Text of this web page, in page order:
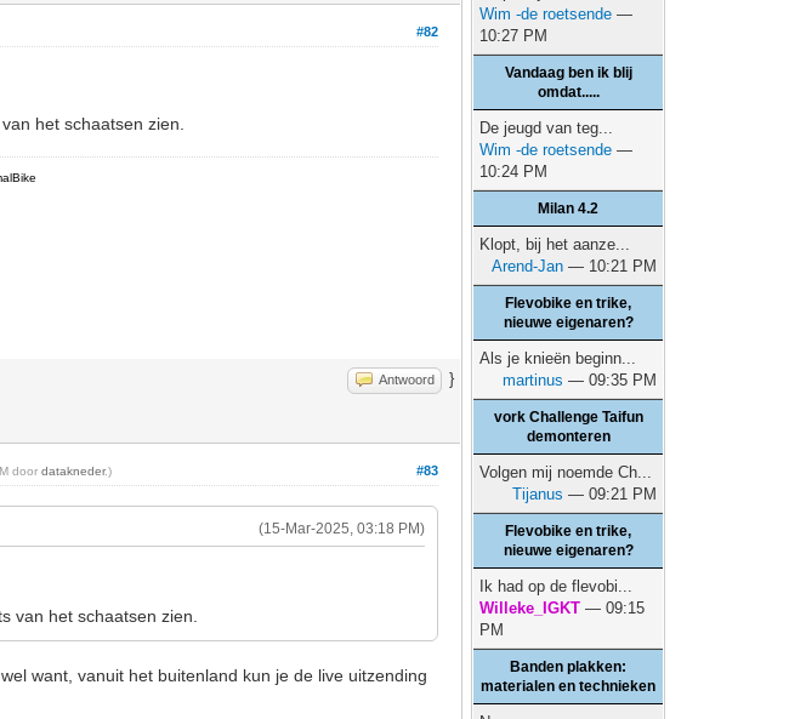
#82
het schaatsen zien.
Antwoord }
#83
doordatakneder.)
(15-Mar-2025, 03:18 PM)
van het schaatsen zien.
want, vanuit het buitenland kun je de live uitzending
Wim -de roetsende —
10:27 PM
Vandaag ben ik blij
omdat.....
De jeugd van teg...
Wim -de roetsende —
10:24 PM
Milan 4.2
Klopt, bij het aanze...
Arend-Jan — 10:21 PM
Flevobike en trike,
nieuwe eigenaren?
Als je knieën beginn...
martinus — 09:35 PM
vork Challenge Taifun
demonteren
Volgen mij noemde Ch...
Tijanus — 09:21 PM
Flevobike en trike,
nieuwe eigenaren?
Ik had op de flevobi...
Willeke_IGKT — 09:15
PM
Banden plakken:
materialen en technieken